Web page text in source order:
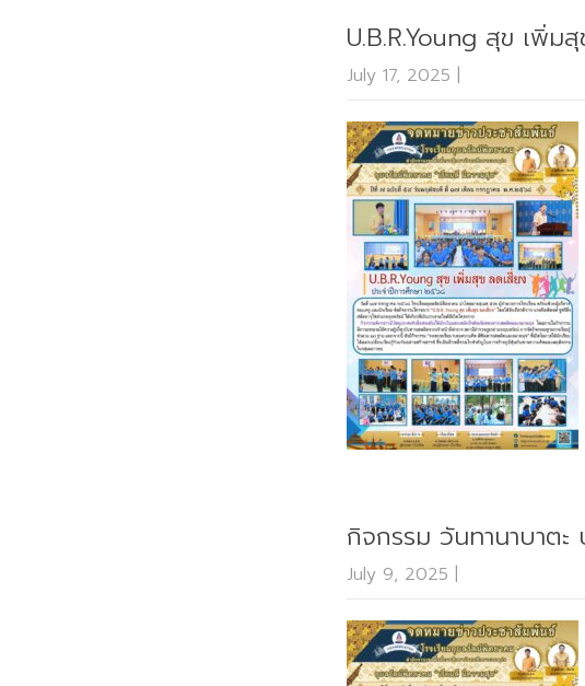
U.B.R.Young สุข เพิ่
July 17, 2025 |
กิจกรรม วันทานาบาต
July 9, 2025 |